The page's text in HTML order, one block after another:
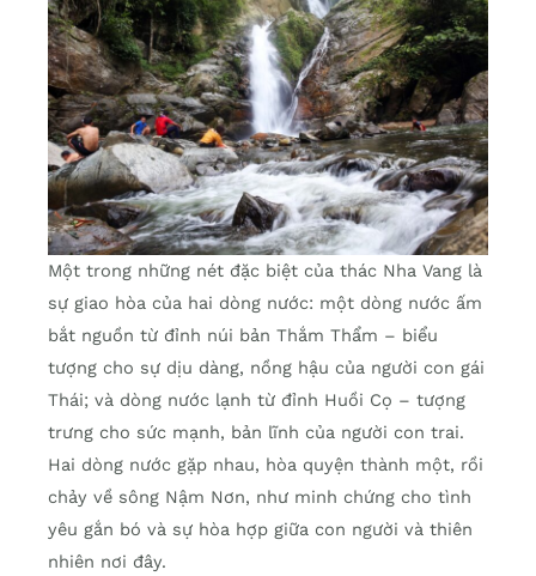
Một trong những nét đặc biệt của thác Nha Vang là
sự giao hòa của hai dòng nước: một dòng nước ấm
bắt nguồn từ đỉnh núi bản Thắm Thẩm – biểu
tượng cho sự dịu dàng, nồng hậu của người con gái
Thái; và dòng nước lạnh từ đỉnh Huồi Cọ – tượng
trưng cho sức mạnh, bản lĩnh của người con trai.
Hai dòng nước gặp nhau, hòa quyện thành một, rồi
chảy về sông Nậm Nơn, như minh chứng cho tình
yêu gắn bó và sự hòa hợp giữa con người và thiên
nhiên nơi đây.